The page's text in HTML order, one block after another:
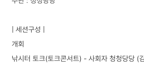
| 세션구성 |
개회
낚시터 토크(토크콘서트) - 사회자 청청당당 (